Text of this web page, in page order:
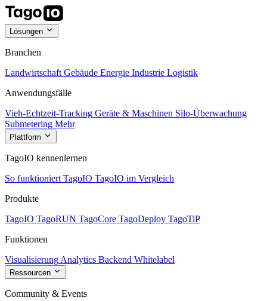
Lösungen
Branchen
Landwirtschaft Gebäude Energie Industrie Logistik
Anwendungsfälle
Vieh-Echtzeit-Tracking Geräte & Maschinen Silo-Überwachung
Submetering Mehr
Plattform
TagoIO kennenlernen
So funktioniert TagoIO TagoIO im Vergleich
Produkte
TagoIO TagoRUN TagoCore TagoDeploy TagoTiP
Funktionen
Visualisierung Analytics Backend Whitelabel
Ressourcen
Community & Events